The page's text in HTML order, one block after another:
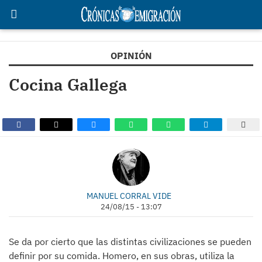
OPINIÓN
Cocina Gallega
MANUEL CORRAL VIDE
24/08/15 - 13:07
Se da por cierto que las distintas civilizaciones se pueden
definir por su comida. Homero, en sus obras, utiliza la